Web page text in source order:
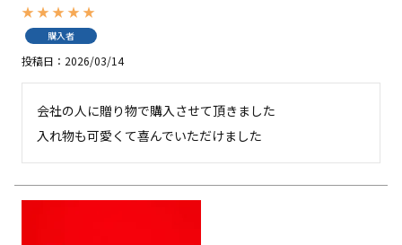
購入者
投稿日 2026/03/14
会社の人に贈り物で購入させて頂きました
入れ物も可愛くて喜んでいただけました